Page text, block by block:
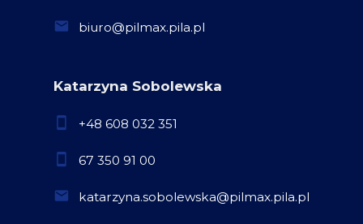
biuro@pilmax.pila.pl
Katarzyna Sobolewska
+48 608 032 351
67 350 91 00
katarzyna.sobolewska@pilmax.pila.pl